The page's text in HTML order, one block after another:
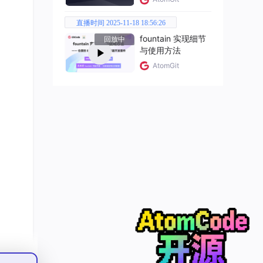
直播时间 2025-11-18 18:56:26
回放中
fountain 实现细节
与使用方法
AtomGit